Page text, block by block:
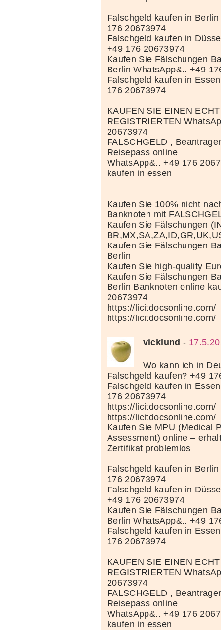
Falschgeld kaufen in
176 20673974
Falschgeld kaufen in
+49 176 20673974
Kaufen Sie Fälschungen
Berlin WhatsApp&.. +49
Falschgeld kaufen in
176 20673974
KAUFEN SIE EINEN
REGISTRIERTEN
20673974
FALSCHGELD ,
Reisepass online
WhatsApp&.. +49 176
kaufen in essen
Kaufen Sie 100% nicht
Banknoten mit
Kaufen Sie Fälschungen
Kaufen Sie Fälschungen
Berlin
Kaufen Sie high-quality
Kaufen Sie Fälschungen
Berlin Banknoten online
20673974
https://licitdocsonline.com/
https://licitdocsonline.com/
vicklund -
Wo kann ich in
Falschgeld kaufen? +49
Falschgeld kaufen in
176 20673974
https://licitdocsonline.com/
https://licitdocsonline.com/
Kaufen Sie MPU (Medical
Assessment) online –
Zertifikat problemlos
Falschgeld kaufen in
176 20673974
Falschgeld kaufen in
+49 176 20673974
Kaufen Sie Fälschungen
Berlin WhatsApp&.. +49
Falschgeld kaufen in
176 20673974
KAUFEN SIE EINEN
REGISTRIERTEN
20673974
FALSCHGELD ,
Reisepass online
WhatsApp&.. +49 176
kaufen in essen